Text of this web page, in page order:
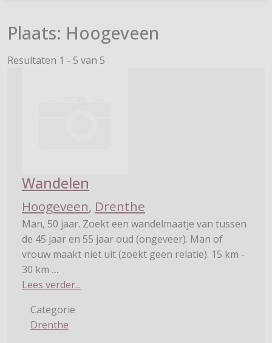
Plaats: Hoogeveen
Resultaten 1 - 5 van 5
Wandelen
Hoogeveen, Drenthe
Man, 50 jaar. Zoekt een wandelmaatje van tussen
de 45 jaar en 55 jaar oud (ongeveer). Man of
vrouw maakt niet uit (zoekt geen relatie). 15 km -
30 km ...
Lees verder...
Categorie
Drenthe